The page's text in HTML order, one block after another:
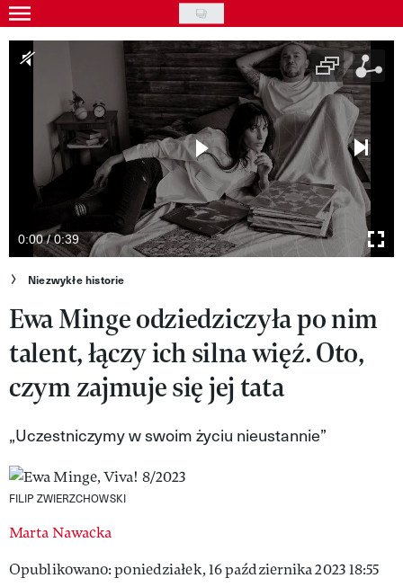
Skip
to
main
Gwiazdy
Styl życia
Kultura
Wideo
Nasze akcje
VIVA!ART
VIVA!MODA
VIVA!PEOPLE POWER
VIVA!ITAKA
MAGAZYN VIVA!
0:00 / 0:39
Niezwykłe historie
Ewa Minge odziedziczyła po nim
talent, łączy ich silna więź. Oto,
czym zajmuje się jej tata
„Uczestniczymy w swoim życiu nieustannie”
FILIP ZWIERZCHOWSKI
Marta Nawacka
Opublikowano: poniedziałek, 16 października 2023 18:55